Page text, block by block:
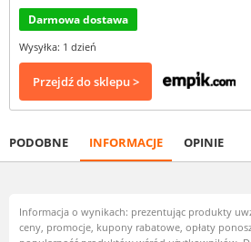
Darmowa dostawa
Wysyłka: 1 dzień
Przejdź do sklepu >
PODOBNE INFORMACJE OPINIE
Informacja o wynikach: prezentując produkty
ceny, promocje, kupony rabatowe, opłaty